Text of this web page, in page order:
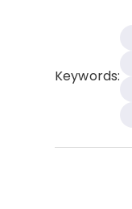
Keywords: